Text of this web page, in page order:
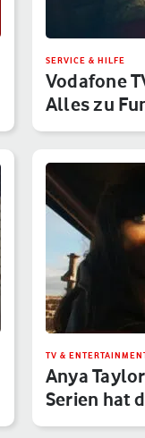
SERVICE & HILFE
Vodafone
Alles zu
TV &
Anya
Serien hat